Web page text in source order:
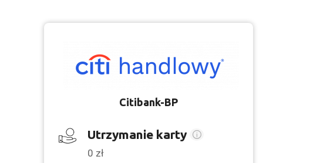
Citibank-BP
Utrzymanie karty
0 zł